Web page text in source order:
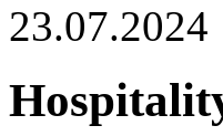
23.07.2024